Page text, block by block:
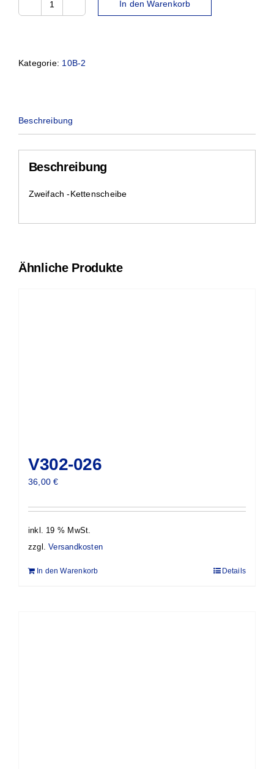
V302-
In den Warenkorb
Kategorie: 10B-2
Beschreibung
Beschreibung
Zweifach -Kettenscheibe
Ähnliche Produkte
V302-026
36,00€
inkl. 19 % MwSt.
zzgl.Versandkosten
In den Warenkorb Details